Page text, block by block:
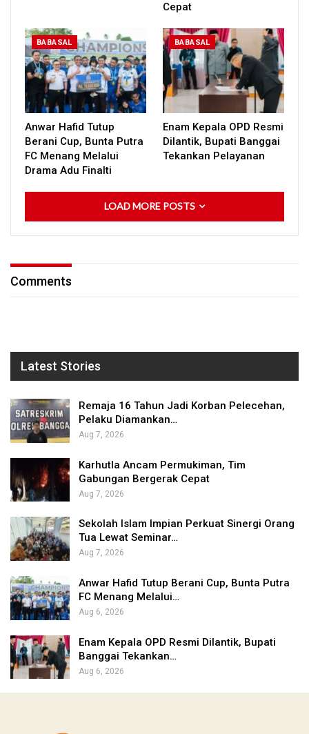
Cepat
BABASAL
Anwar Hafid Tutup
Berani Cup, Bunta Putra
FC Menang Melalui
Drama Adu Finalti
BABASAL
Enam Kepala OPD Resmi
Dilantik, Bupati Banggai
Tekankan Pelayanan
LOAD MORE POSTS
Comments
Latest Stories
Remaja 16 Tahun Jadi Korban Pelecehan,
Pelaku Diamankan…
Aug 7, 2026
Karhutla Ancam Permukiman, Tim
Gabungan Bergerak Cepat
Aug 7, 2026
Sekolah Islam Impian Perkuat Sinergi Orang
Tua Lewat Seminar…
Aug 7, 2026
Anwar Hafid Tutup Berani Cup, Bunta Putra
FC Menang Melalui…
Aug 6, 2026
Enam Kepala OPD Resmi Dilantik, Bupati
Banggai Tekankan…
Aug 6, 2026